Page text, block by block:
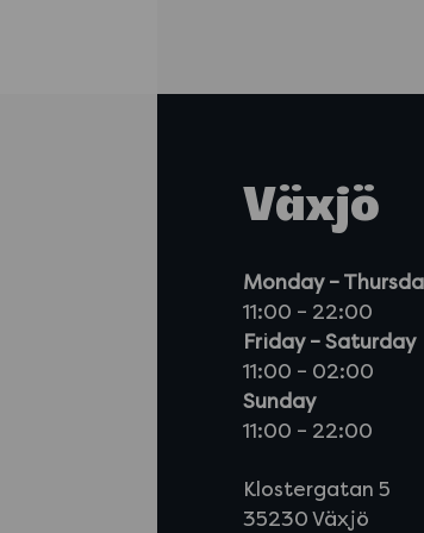
Växjö
Monday –
11:00 – 22:00
Friday – Saturday
11:00 – 02:00
Sunday
11:00 – 22:00
Klostergatan 5
35230 Växjö